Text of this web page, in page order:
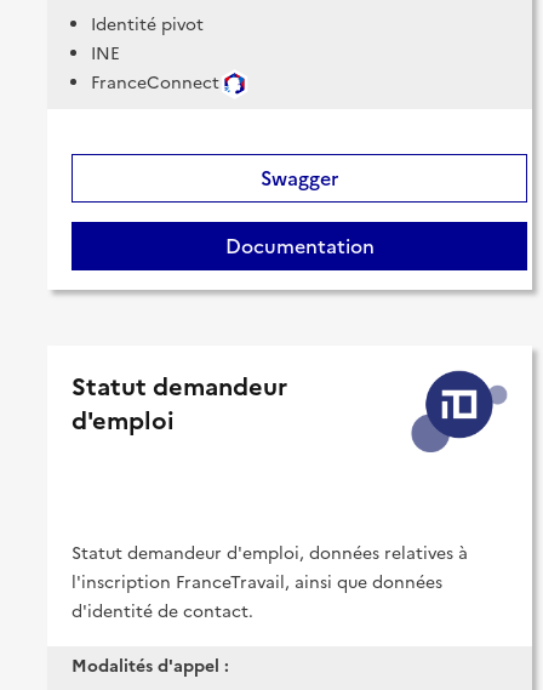
Identité pivot
INE
FranceConnect
Swagger
Documentation
Statut demandeur
d'emploi
Statut demandeur d'emploi, données relatives à
l'inscription FranceTravail, ainsi que données
d'identité de contact.
Modalités d'appel :